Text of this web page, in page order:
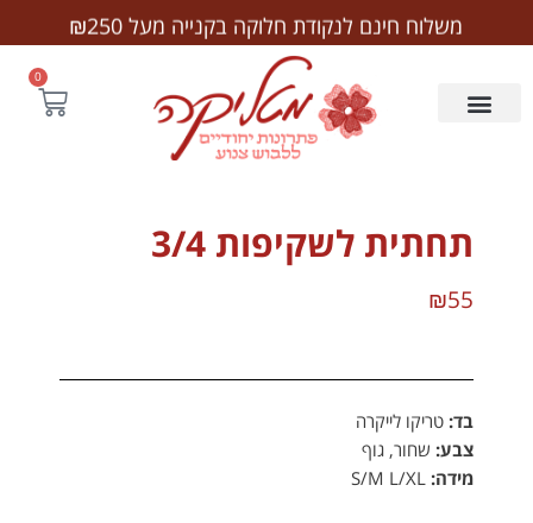
משלוח חינם לנקודת חלוקה בקנייה מעל ₪250
0
תחתית לשקיפות 3/4
₪55
בד: טריקו לייקרה
צבע: שחור, גוף
מידה: